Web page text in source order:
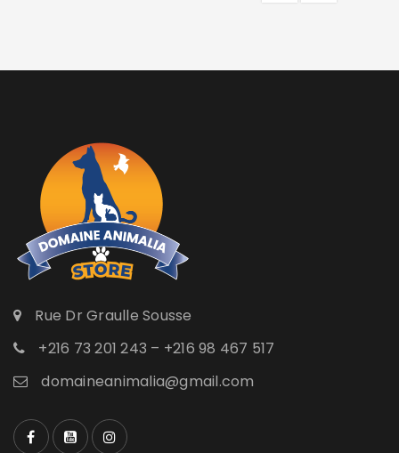
Rue Dr Graulle Sousse
+216 73 201 243 – +216 98 467 517
domaineanimalia@gmail.com